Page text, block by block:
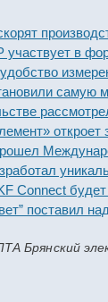
в
самую
рассмотрели
откроет
будет
поставил
Брянский